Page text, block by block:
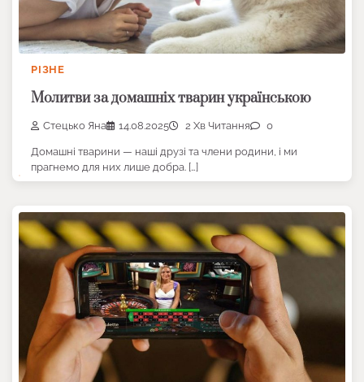
РІЗНЕ
Молитви за домашніх тварин українською
Стецько Яна 14.08.2025 2 Хв Читання 0
Домашні тварини — наші друзі та члени родини, і ми
прагнемо для них лише добра. […]